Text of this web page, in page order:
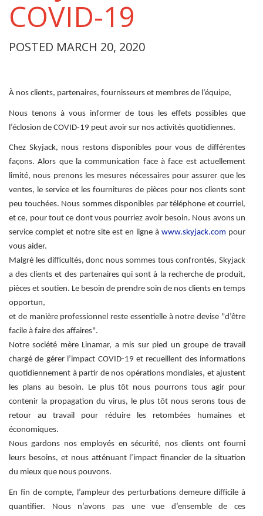
COVID-19
POSTED MARCH 20, 2020
À nos clients, partenaires, fournisseurs et membres de l’équipe,
Nous tenons à vous informer de tous les effets possibles que
l’éclosion de COVID-19 peut avoir sur nos activités quotidiennes.
Chez Skyjack, nous restons disponibles pour vous de différentes
façons. Alors que la communication face à face est actuellement
limité, nous prenons les mesures nécessaires pour assurer que les
ventes, le service et les fournitures de pièces pour nos clients sont
peu touchées. Nous sommes disponibles par téléphone et courriel,
et ce, pour tout ce dont vous pourriez avoir besoin. Nous avons un
service complet et notre site est en ligne à www.skyjack.com pour
vous aider.
Malgré les difficultés, donc nous sommes tous confrontés, Skyjack
a des clients et des partenaires qui sont à la recherche de produit,
pièces et soutien. Le besoin de prendre soin de nos clients en temps
opportun,
et de manière professionnel reste essentielle à notre devise "d’être
facile à faire des affaires".
Notre société mère Linamar, a mis sur pied un groupe de travail
chargé de gérer l’impact COVID-19 et recueillent des informations
quotidiennement à partir de nos opérations mondiales, et ajustent
les plans au besoin. Le plus tôt nous pourrons tous agir pour
contenir la propagation du virus, le plus tôt nous serons tous de
retour au travail pour réduire les retombées humaines et
économiques.
Nous gardons nos employés en sécurité, nos clients ont fourni
leurs besoins, et nous atténuant l’impact financier de la situation
du mieux que nous pouvons.
En fin de compte, l’ampleur des perturbations demeure difficile à
quantifier. Nous n’avons pas une vue d’ensemble de ces